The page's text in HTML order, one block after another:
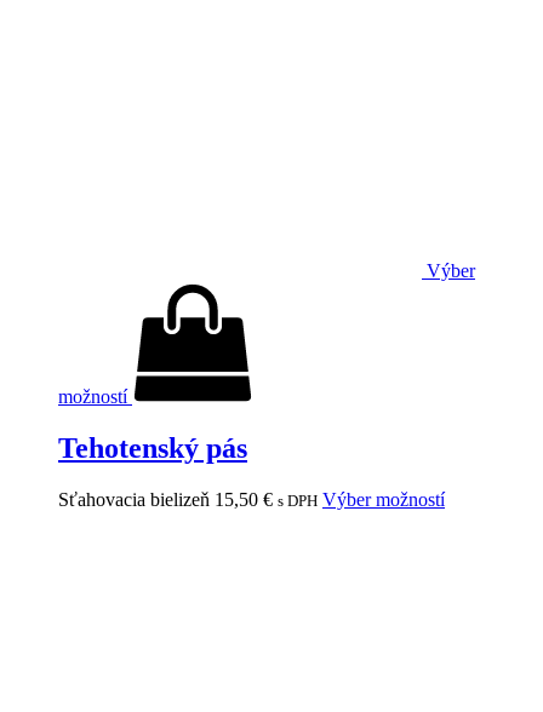
Výber
možností
Tehotenský pás
Sťahovacia bielizeň 15,50 € s DPH Výber možností